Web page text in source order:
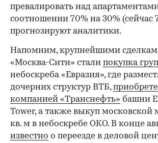
превалировать над
соотношении 70% на 30% (сейчас
прогнозируют аналитики.
Напомним, крупнейшими
«Москва-Сити» стали покупка
небоскреба «Евразия», где
дочерних структур ВТБ,
компанией «Транснефть» башни
Tower, а также выкуп московской
кв. м в небоскребе ОКО. В конце
известно о переезде в деловой